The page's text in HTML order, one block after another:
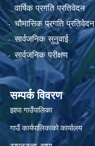
वार्षिक प्रगति प्रतिवेदन
चौमासिक प्रगति प्रतिवेदन
सार्वजनिक सुनुवाई
सार्वजनिक परीक्षण
सम्पर्क विवरण
झापा गाउँपालिका
गाउँ कार्यपालिकाको कार्यालय